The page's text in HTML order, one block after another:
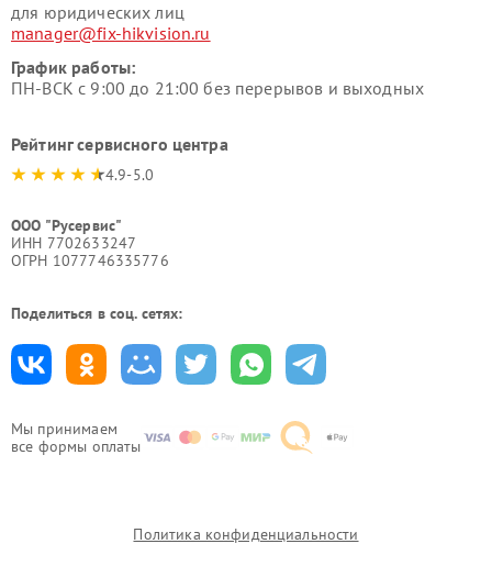
Мы принимаем
все формы оплаты
для юридических лиц
manager@fix-hikvision.ru
График работы:
ПН-ВСК с 9:00 до 21:00 без перерывов и выходных
Рейтинг сервисного центра
4.9-5.0
ООО "Русервис"
ИНН 7702633247
ОГРН 1077746335776
Поделиться в соц. сетях:
Политика конфиденциальности